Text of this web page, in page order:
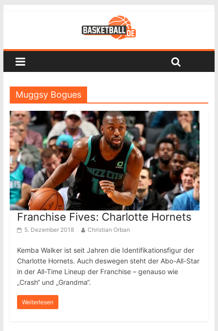
Muggsy Bogues
Franchise Fives: Charlotte Hornets
5. Dezember 2018 Christian Orban
Kemba Walker ist seit Jahren die Identifikationsfigur der
Charlotte Hornets. Auch deswegen steht der Abo-All-Star
in der All-Time Lineup der Franchise – genauso wie
„Crash“ und „Grandma“.
Weiterlesen